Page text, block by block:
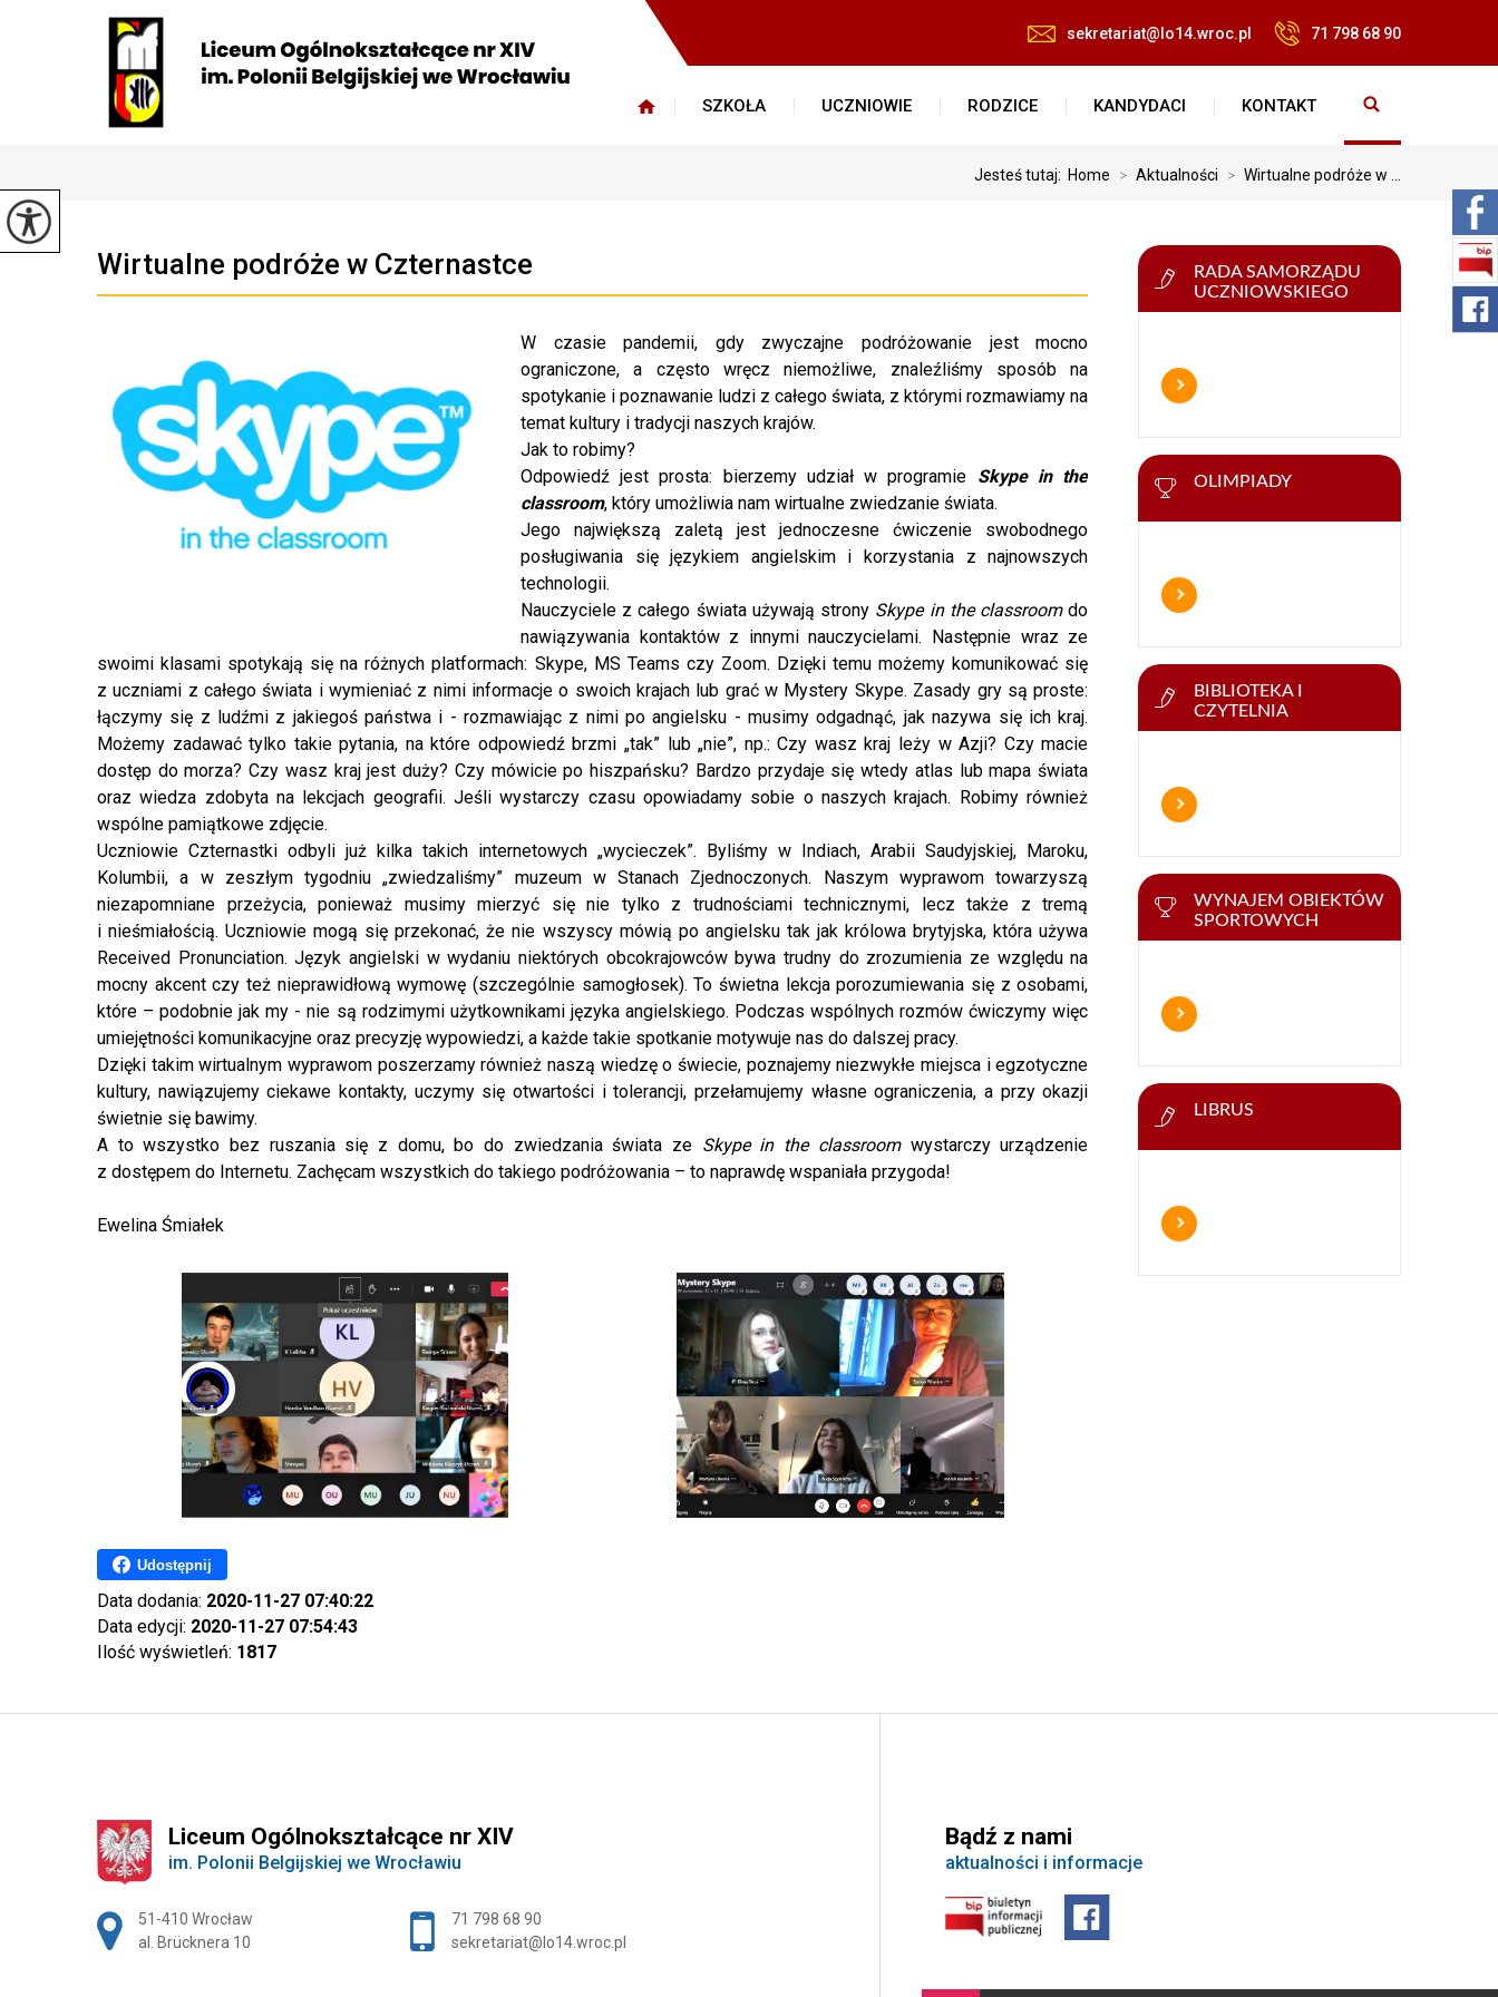
sekretariat@lo14.wroc.pl 71 798 68 90
SZKOŁA UCZNIOWIE RODZICE KANDYDACI KONTAKT
Jesteś tutaj: Home > Aktualności > Wirtualne podróże w ...
Wirtualne podróże w Czternastce
W czasie pandemii, gdy zwyczajne podróżowanie jest mocno
ograniczone, a często wręcz niemożliwe, znaleźliśmy sposób na
spotykanie i poznawanie ludzi z całego świata, z którymi rozmawiamy na
temat kultury i tradycji naszych krajów.
Jak to robimy?
Odpowiedź jest prosta: bierzemy udział w programie Skype in the
classroom, który umożliwia nam wirtualne zwiedzanie świata.
Jego największą zaletą jest jednoczesne ćwiczenie swobodnego
posługiwania się językiem angielskim i korzystania z najnowszych
technologii.
Nauczyciele z całego świata używają strony Skype in the classroomdo
nawiązywania kontaktów z innymi nauczycielami. Następnie wraz ze
swoimi klasami spotykają się na różnych platformach: Skype, MS Teams czy Zoom. Dzięki temu możemy komunikować się
z uczniami z całego świata i wymieniać z nimi informacje o swoich krajach lub grać w Mystery Skype. Zasady gry są proste:
łączymy się z ludźmi z jakiegoś państwa i - rozmawiając z nimi po angielsku - musimy odgadnąć, jak nazywa się ich kraj.
Możemy zadawać tylko takie pytania, na które odpowiedź brzmi „tak” lub „nie”, np.: Czy wasz kraj leży w Azji? Czy macie
dostęp do morza? Czy wasz kraj jest duży? Czy mówicie po hiszpańsku? Bardzo przydaje się wtedy atlas lub mapa świata
oraz wiedza zdobyta na lekcjach geografii. Jeśli wystarczy czasu opowiadamy sobie o naszych krajach. Robimy również
wspólne pamiątkowe zdjęcie.
Uczniowie Czternastki odbyli już kilka takich internetowych „wycieczek”. Byliśmy w Indiach, Arabii Saudyjskiej, Maroku,
Kolumbii, a w zeszłym tygodniu „zwiedzaliśmy” muzeum w Stanach Zjednoczonych. Naszym wyprawom towarzyszą
niezapomniane przeżycia, ponieważ musimy mierzyć się nie tylko z trudnościami technicznymi, lecz także z tremą
i nieśmiałością. Uczniowie mogą się przekonać, że nie wszyscy mówią po angielsku tak jak królowa brytyjska, która używa
Received Pronunciation. Język angielski w wydaniu niektórych obcokrajowców bywa trudny do zrozumienia ze względu na
mocny akcent czy też nieprawidłową wymowę (szczególnie samogłosek). To świetna lekcja porozumiewania się z osobami,
które – podobnie jak my - nie są rodzimymi użytkownikami języka angielskiego. Podczas wspólnych rozmów ćwiczymy więc
umiejętności komunikacyjne oraz precyzję wypowiedzi, a każde takie spotkanie motywuje nas do dalszej pracy.
Dzięki takim wirtualnym wyprawom poszerzamy również naszą wiedzę o świecie, poznajemy niezwykłe miejsca i egzotyczne
kultury, nawiązujemy ciekawe kontakty, uczymy się otwartości i tolerancji, przełamujemy własne ograniczenia, a przy okazji
świetnie się bawimy.
A to wszystko bez ruszania się z domu, bo do zwiedzania świata ze Skype in the classroomwystarczy urządzenie
z dostępem do Internetu. Zachęcam wszystkich do takiego podróżowania – to naprawdę wspaniała przygoda!
Ewelina Śmiałek
Udostępnij
Data dodania: 2020-11-27 07:40:22
Data edycji: 2020-11-27 07:54:43
Ilość wyświetleń: 1817
RADA SAMORZĄDU
UCZNIOWSKIEGO
OLIMPIADY
BIBLIOTEKA I
CZYTELNIA
WYNAJEM OBIEKTÓW
SPORTOWYCH
LIBRUS
Liceum Ogólnokształcące nr XIV
im. Polonii Belgijskiej we Wrocławiu
Adres pocztowy:
51-410 Wrocław
al. Brücknera 10
71 798 68 90
sekretariat@lo14.wroc.pl
Bądź z nami
aktualności i informacje